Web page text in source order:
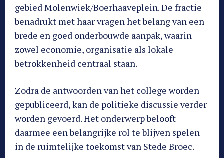
gebied Molenwiek/Boerhaaveplein. De fractie
benadrukt met haar vragen het belang van een
brede en goed onderbouwde aanpak, waarin
zowel economie, organisatie als lokale
betrokkenheid centraal staan.
Zodra de antwoorden van het college worden
gepubliceerd, kan de politieke discussie verder
worden gevoerd. Het onderwerp belooft
daarmee een belangrijke rol te blijven spelen
in de ruimtelijke toekomst van Stede Broec.